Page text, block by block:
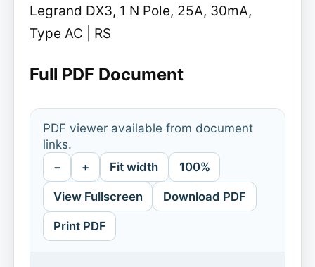
Legrand DX3, 1 N Pole, 25A, 30mA,
Type AC | RS
Full PDF Document
PDF viewer available from document
links.
− + Fit width 100%
View Fullscreen Download PDF
Print PDF